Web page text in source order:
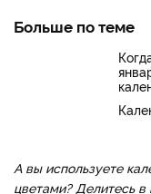
Больше по теме
А вы используете
цветами? Делитесь